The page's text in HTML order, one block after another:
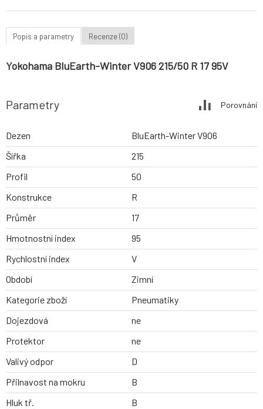
Popis a parametry Recenze (0)
Yokohama BluEarth-Winter V906 215/50 R 17 95V
Parametry Porovnání
Dezen
BluEarth-Winter V906
Šířka
215
Profil
50
Konstrukce
R
Průměr
17
Hmotnostní index
95
Rychlostní index
V
Období
Zimní
Kategorie zboží
Pneumatiky
Dojezdová
ne
Protektor
ne
Valivý odpor
D
Přilnavost na mokru
B
Hluk tř.
B